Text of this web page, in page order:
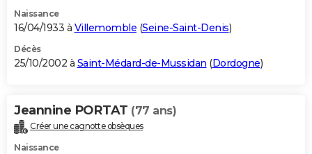
Naissance
16/04/1933 à Villemomble (Seine-Saint-Denis)
Décès
25/10/2002 à Saint-Médard-de-Mussidan (Dordogne)
Jeannine PORTAT (77 ans)
Créer une cagnotte obsèques
Naissance